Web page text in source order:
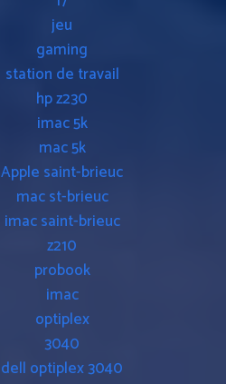
jeu
gaming
station de travail
hp z230
imac 5k
mac 5k
Apple saint-brieuc
mac st-brieuc
imac saint-brieuc
z210
probook
imac
optiplex
3040
dell optiplex 3040